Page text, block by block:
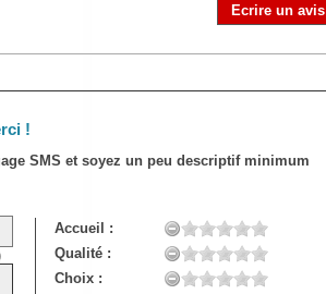
Ecrire un avis
!
SMS et soyez un peu descriptif minimum
Accueil :
Qualité :
Choix :